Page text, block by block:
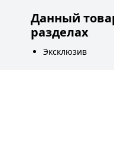
Данный
разделах
Эксклюзив